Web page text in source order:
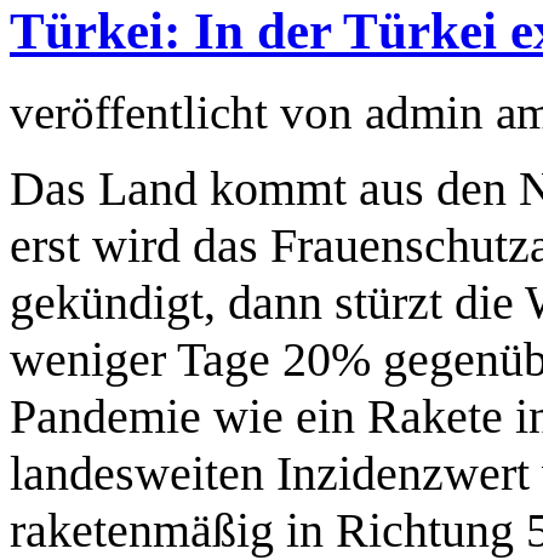
Türkei: In der Türkei
veröffentlicht von admin
Das Land kommt aus den
erst wird das
gekündigt, dann stürzt die
weniger Tage 20%
Pandemie wie ein Rakete
landesweiten
raketenmäßig in Richtung